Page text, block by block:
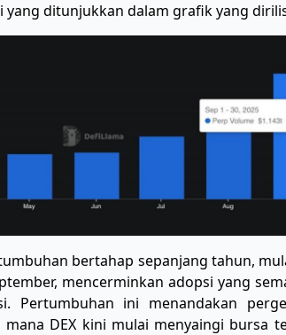
yang ditunjukkan dalam grafik yang
bertahap sepanjang tahun,
mencerminkan adopsi yang
Pertumbuhan ini menandakan
DEX kini mulai menyaingi bursa